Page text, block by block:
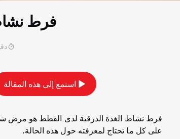
فرط
استمع إلى هذه المقالة
فرط نشاط الغدة الدرقية لدى القطط هو مرض
على كل ما تحتاج لمعرفته حول هذه الحالة.